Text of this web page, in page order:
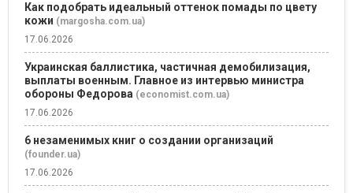
Как подобрать идеальный оттенок помады по цвету
кожи (margosha.com.ua)
17.06.2026
Украинская баллистика, частичная демобилизация,
выплаты военным. Главное из интервью министра
обороны Федорова (economist.com.ua)
17.06.2026
6 незаменимых книг о создании организаций
(founder.ua)
17.06.2026